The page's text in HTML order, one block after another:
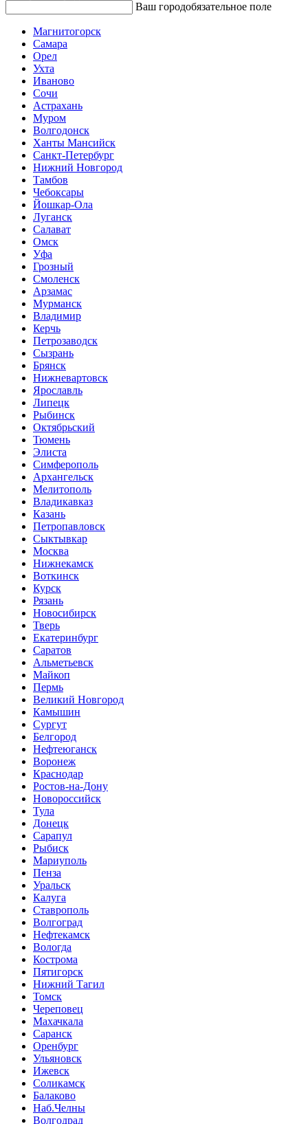
Ваш городобязательное поле
Магнитогорск
Самара
Орел
Ухта
Иваново
Сочи
Астрахань
Муром
Волгодонск
Ханты Мансийск
Санкт-Петербург
Нижний Новгород
Тамбов
Чебоксары
Йошкар-Ола
Луганск
Салават
Омск
Уфа
Грозный
Смоленск
Арзамас
Мурманск
Владимир
Керчь
Петрозаводск
Сызрань
Брянск
Нижневартовск
Ярославль
Липецк
Рыбинск
Октябрьский
Тюмень
Элиста
Симферополь
Архангельск
Мелитополь
Владикавказ
Казань
Петропавловск
Сыктывкар
Москва
Нижнекамск
Воткинск
Курск
Рязань
Новосибирск
Тверь
Екатеринбург
Саратов
Альметьевск
Майкоп
Пермь
Великий Новгород
Камышин
Сургут
Белгород
Нефтеюганск
Воронеж
Краснодар
Ростов-на-Дону
Новороссийск
Тула
Донецк
Сарапул
Рыбиск
Мариуполь
Пенза
Уральск
Калуга
Ставрополь
Волгоград
Нефтекамск
Вологда
Кострома
Пятигорск
Нижний Тагил
Томск
Череповец
Махачкала
Саранск
Оренбург
Ульяновск
Ижевск
Соликамск
Балаково
Наб.Челны
Волгодрад